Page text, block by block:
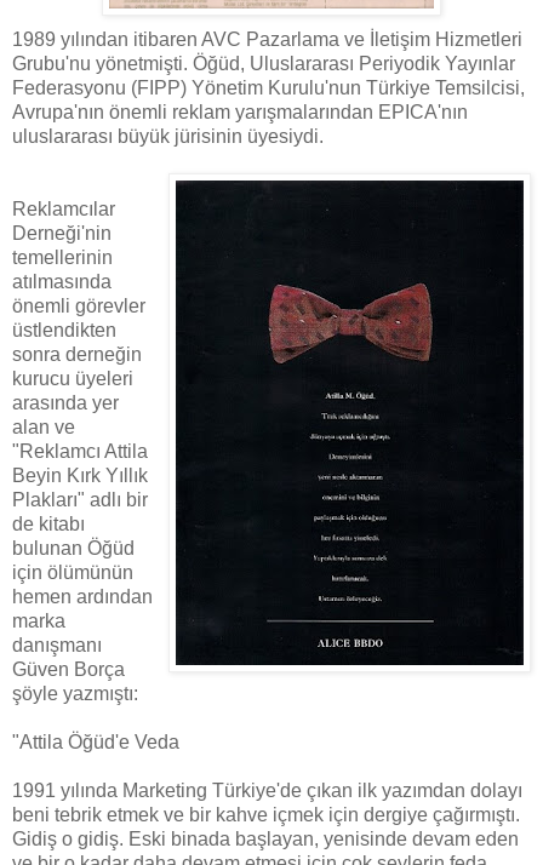
1989 yılından itibaren AVC Pazarlama ve İletişim Hizmetleri
Grubu'nu yönetmişti. Öğüd, Uluslararası Periyodik Yayınlar
Federasyonu (FIPP) Yönetim Kurulu'nun Türkiye Temsilcisi,
Avrupa'nın önemli reklam yarışmalarından EPICA'nın
uluslararası büyük jürisinin üyesiydi.
Reklamcılar
Derneği'nin
temellerinin
atılmasında
önemli görevler
üstlendikten
sonra derneğin
kurucu üyeleri
arasında yer
alan ve
"Reklamcı Attila
Beyin Kırk Yıllık
Plakları" adlı bir
de kitabı
bulunan Öğüd
için ölümünün
hemen ardından
marka
danışmanı
Güven Borça
şöyle yazmıştı:
"Attila Öğüd'e Veda
1991 yılında Marketing Türkiye'de çıkan ilk yazımdan dolayı
beni tebrik etmek ve bir kahve içmek için dergiye çağırmıştı.
Gidiş o gidiş. Eski binada başlayan, yenisinde devam eden